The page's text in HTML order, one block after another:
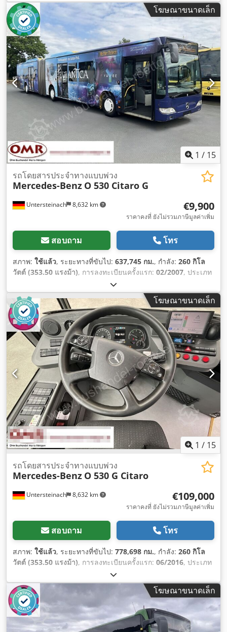
มลพิษ:ยูโร 6, สี:เขียว, เบรก:รีทาร์เดอร์, ความยาวทั้งหมด:
18,130 มม
, ความกว้างทั้งหมด:3,350 มม, ความสูงรวม:2,550
มม, ปีที่ผลิต:2016, อุปกรณ์:
พวงมาลัยเพาเวอร์, ระบบควบคุม
ความเร็วอัตโนมัติ, ระบบควบคุมแรงฉุด, เครื่องปรับอากาศ, เอบี
เอส,
โฆษณาขนาดเล็ก
1 / 15
Untersteinach 8,632 km
รถโดยสารประจำทางแบบพ่วง
Mercedes-Benz O 530 Citaro G
€9,900
ราคาคงที่ ยังไม่รวมภาษีมูลค่าเพิ่ม
สอบถาม โทร
สภาพ: ใช้แล้ว, ระยะทางที่ขับไป: 637,745 กม., กำลัง: 260 กิโล
วัตต์ (353.50 แรงม้า), การลงทะเบียนครั้งแรก: 02/2007, ประเภท
42, ประเภทเกียร์:
ชั้นการปล่อยมลพิษ:ยูโร 6, สี:น้ำเงิน, ความยาวทั้งหมด:17,880
มม, ความกว้างทั้งหมด: 3,220 มม, ความสูงรวม:2,550 มม, ปีที่
ผลิต:2007, อุปกรณ์:พวงมาลัยเพาเวอร์, ระบบควบคุมแรงฉุด,
เครื่องปรับอากาศ, เอบีเอส, ไฟตัดหมอก,
โฆษณาขนาดเล็ก
1 / 15
Untersteinach 8,632 km
รถโดยสารประจำทางแบบพ่วง
Mercedes-Benz O 530 G Citaro
€109,000
ราคาคงที่ ยังไม่รวมภาษีมูลค่าเพิ่ม
สอบถาม โทร
สภาพ: ใช้แล้ว, ระยะทางที่ขับไป: 778,698 กม., กำลัง: 260 กิโล
วัตต์ (353.50 แรงม้า), การลงทะเบียนครั้งแรก: 06/2016, ประเภท
อัตโนมัติ
มลพิษ:ยูโร 6, สี:เขียว, เบรก:รีทาร์เดอร์, ความยาวทั้งหมด:
18,130 มม
, ความกว้างทั้งหมด: 3,350 มม , ความสูงรวม:2,550
มม, ปีที่ผลิต:2016 , อุปกรณ์:พวงมาลัยเพาเวอร์, ระบบควบคุม
ความเร็วอัตโนมัติ, ระบบควบคุมแรงฉุด, เครื่องปรับอากาศ, เอบี
เอส,
โฆษณาขนาดเล็ก